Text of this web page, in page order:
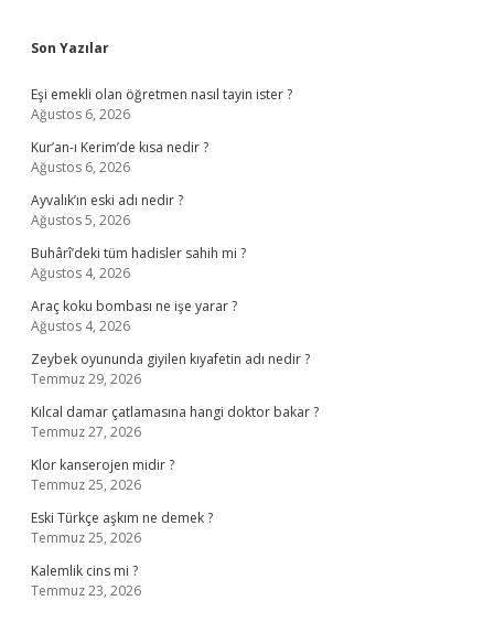
Sidebar
Son Yazılar
Eşi emekli olan öğretmen nasıl tayin ister ?
Ağustos 6, 2026
Kur’an-ı Kerim’de kısa nedir ?
Ağustos 6, 2026
Ayvalık’ın eski adı nedir ?
Ağustos 5, 2026
Buhârî’deki tüm hadisler sahih mi ?
Ağustos 4, 2026
Araç koku bombası ne işe yarar ?
Ağustos 4, 2026
Zeybek oyununda giyilen kıyafetin adı nedir ?
Temmuz 29, 2026
Kılcal damar çatlamasına hangi doktor bakar ?
Temmuz 27, 2026
Klor kanserojen midir ?
Temmuz 25, 2026
Eski Türkçe aşkım ne demek ?
Temmuz 25, 2026
Kalemlik cins mi ?
Temmuz 23, 2026